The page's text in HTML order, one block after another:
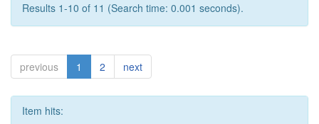
Results 1-10 of 11 (Search time: 0.001 seconds).
previous 1 2 next
Item hits: